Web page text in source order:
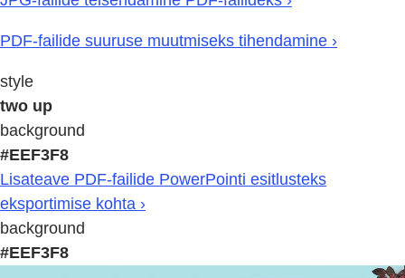
PDF-failide suuruse muutmiseks tihendamine ›
style
two up
background
#EEF3F8
Lisateave PDF-failide PowerPointi esitlusteks
eksportimise kohta ›
background
#EEF3F8